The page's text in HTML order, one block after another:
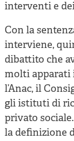
interventi e
Con la
interviene,
dibattito che
molti apparati
l’Anac, il
gli istituti di
privato
la definizione